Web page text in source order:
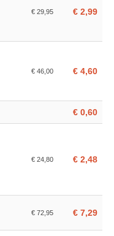
€ 29,95 € 2,99
€ 46,00 € 4,60
€ 0,60
€ 24,80 € 2,48
€ 72,95 € 7,29